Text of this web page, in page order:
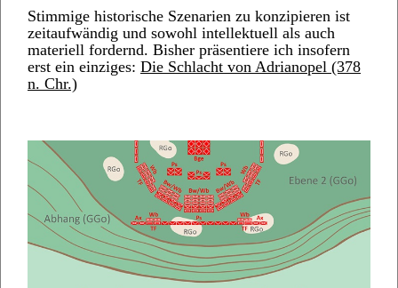
Stimmige historische Szenarien zu konzipieren ist
zeitaufwändig und sowohl intellektuell als auch
materiell fordernd. Bisher präsentiere ich insofern
erst ein einziges: Die Schlacht von Adrianopel (378
n. Chr.)